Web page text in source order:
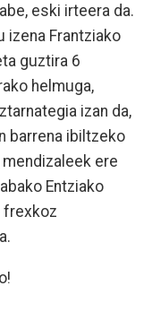
eski irteera da.
izena Frantziako
guztira 6
helmuga,
izan da,
barrena ibiltzeko
ere
Entziako
frexkoz